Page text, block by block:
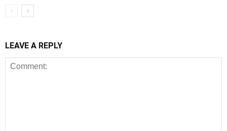
LEAVE A REPLY